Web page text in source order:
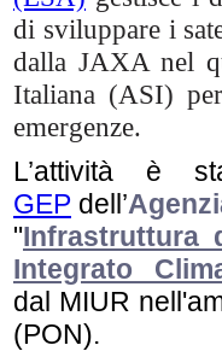
di sviluppare i
dalla JAXA nel
Italiana (ASI)
emergenze.
L’attività è
GEP dell’
"Infrastruttura
Integrato
dal MIUR
(PON).